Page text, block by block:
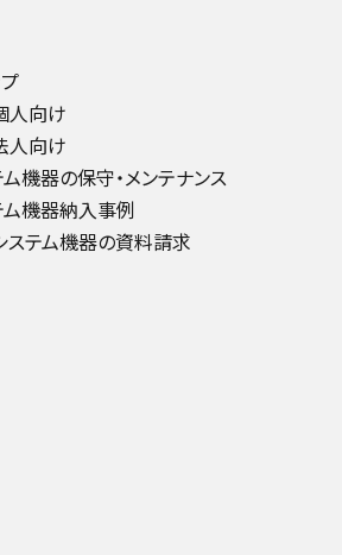
人向け
人向け
機器の保守・メンテナンス
ム機器納入事例
ステム機器の資料請求